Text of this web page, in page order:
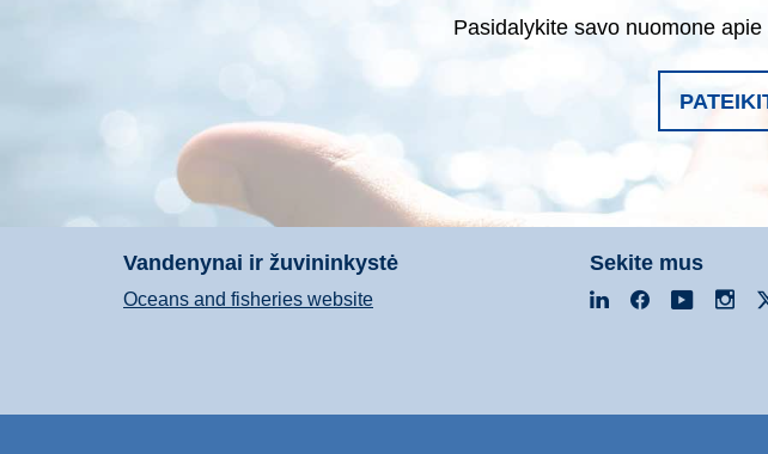
Pasidalykite savo nuomone
Vandenynai ir žuvininkystė
Oceans and fisheries website
Sekite mus
LinkedInFacebook